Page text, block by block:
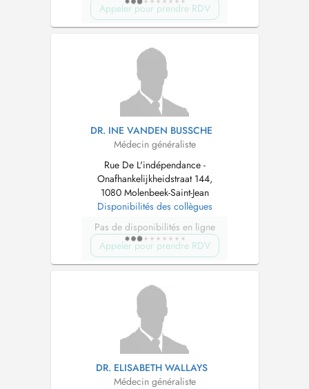
Appeler pour prendre RDV
DR. INE VANDEN BUSSCHE
Médecin généraliste
Rue De L'indépendance -
Onafhankelijkheidstraat 144,
1080 Molenbeek-Saint-Jean
Disponibilités des collègues
Pas de disponibilités en ligne
Appeler pour prendre RDV
DR. ELISABETH WALLAYS
Médecin généraliste